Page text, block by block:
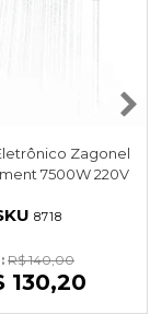
Zagonel
7500W 220V
8718
R$ 140,00
130,20